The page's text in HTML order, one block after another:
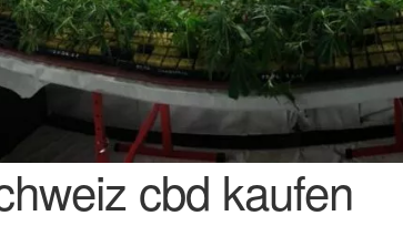
cbd kaufen